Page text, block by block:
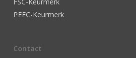
PEFC-Keurmerk
Contact